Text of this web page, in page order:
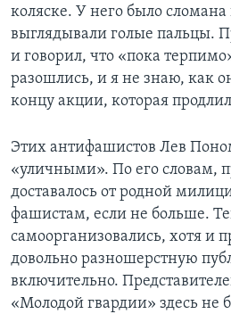
коляске. У него было сломана
выглядывали голые пальцы.
и говорил, что «пока
разошлись, и я не знаю, как
концу акции, которая
Этих антифашистов Лев
«уличными». По его словам,
доставалось от родной
фашистам, если не больше.
самоорганизовались, хотя и
довольно разношерстную
включительно.
«Молодой гвардии» здесь не